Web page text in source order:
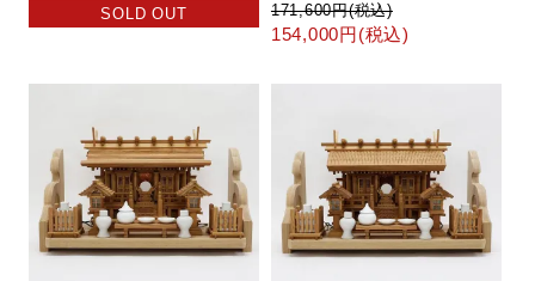
SOLD OUT 171,600円(税込)
154,000円(税込)